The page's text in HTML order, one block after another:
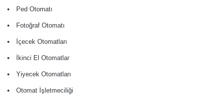
Ped Otomatı
Fotoğraf Otomatı
İçecek Otomatları
İkinci El Otomatlar
Yiyecek Otomatları
Otomat İşletmeciliği